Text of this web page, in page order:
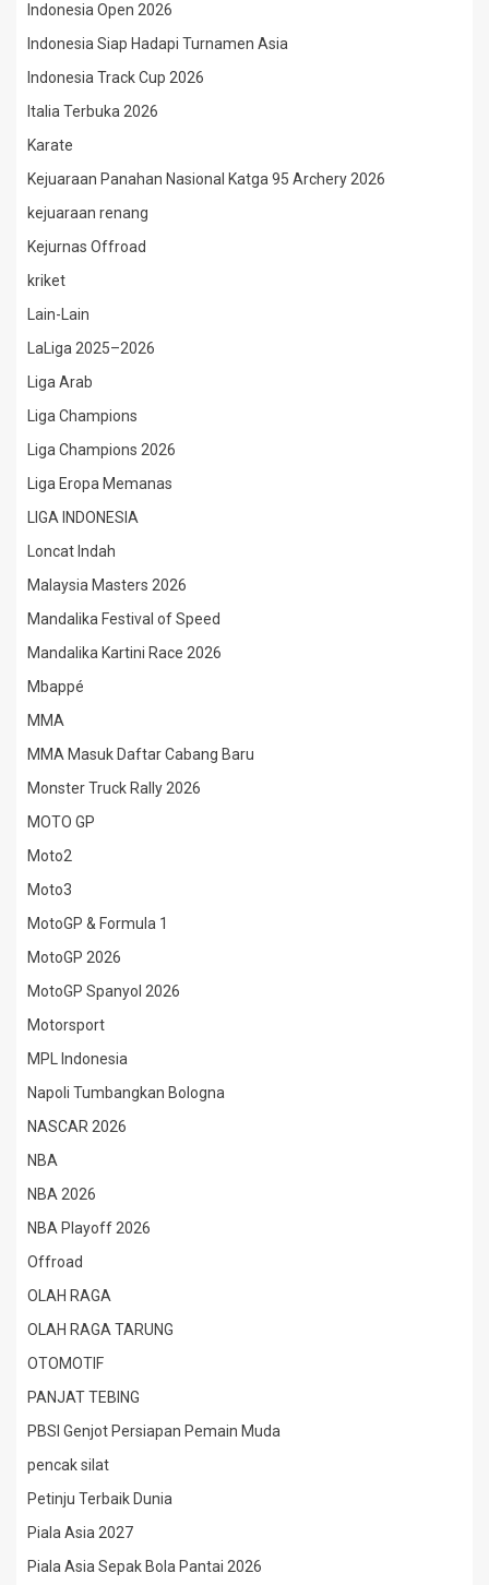
Indonesia Open 2026
Indonesia Siap Hadapi Turnamen Asia
Indonesia Track Cup 2026
Italia Terbuka 2026
Karate
Kejuaraan Panahan Nasional Katga 95 Archery 2026
kejuaraan renang
Kejurnas Offroad
kriket
Lain-Lain
LaLiga 2025–2026
Liga Arab
Liga Champions
Liga Champions 2026
Liga Eropa Memanas
LIGA INDONESIA
Loncat Indah
Malaysia Masters 2026
Mandalika Festival of Speed
Mandalika Kartini Race 2026
Mbappé
MMA
MMA Masuk Daftar Cabang Baru
Monster Truck Rally 2026
MOTO GP
Moto2
Moto3
MotoGP & Formula 1
MotoGP 2026
MotoGP Spanyol 2026
Motorsport
MPL Indonesia
Napoli Tumbangkan Bologna
NASCAR 2026
NBA
NBA 2026
NBA Playoff 2026
Offroad
OLAH RAGA
OLAH RAGA TARUNG
OTOMOTIF
PANJAT TEBING
PBSI Genjot Persiapan Pemain Muda
pencak silat
Petinju Terbaik Dunia
Piala Asia 2027
Piala Asia Sepak Bola Pantai 2026